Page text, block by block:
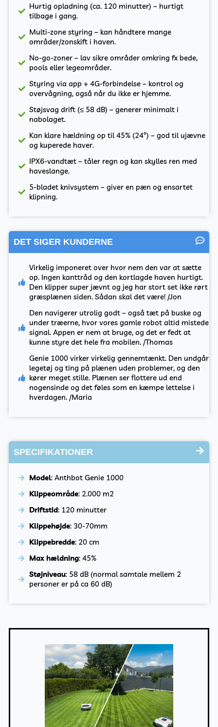
Hurtig opladning (ca. 120 minutter) – hurtigt
tilbage i gang.
Multi-zone styring – kan håndtere mange
områder/zonskift i haven.
No-go-zoner – lav sikre områder omkring fx bede,
pools eller legeområder.
Styring via app + 4G-forbindelse – kontrol og
overvågning, også når du ikke er hjemme.
Støjsvag drift (≤ 58 dB) – generer minimalt i
nabolaget.
Kan klare hældning op til 45% (24°) – god til ujævne
og kuperede haver.
IPX6-vandtæt – tåler regn og kan skylles ren med
haveslange.
5-bladet knivsystem – giver en pæn og ensartet
klipning.
DET SIGER KUNDERNE
Virkelig imponeret over hvor nem den var at sætte
op. Ingen kanttråd og den kortlagde haven hurtigt.
Den klipper super jævnt og jeg har stort set ikke rørt
græsplænen siden. Sådan skal det være! /Jon
Den navigerer utrolig godt – også tæt på buske og
under træerne, hvor vores gamle robot altid mistede
signal. Appen er nem at bruge, og det er fedt at
kunne styre det hele fra mobilen. /Thomas
Genie 1000 virker virkelig gennemtænkt. Den undgår
legetøj og ting på plænen uden problemer, og den
kører meget stille. Plænen ser flottere ud end
nogensinde og det føles som en kæmpe lettelse i
hverdagen. /Maria
SPECIFIKATIONER
Model: Anthbot Genie 1000
Klippeområde: 2.000 m2
Driftstid: 120 minutter
Klippehøjde: 30-70mm
Klippebredde: 20 cm
Max hældning: 45%
Støjniveau: 58 dB (normal samtale mellem 2
personer er på ca 60 dB)